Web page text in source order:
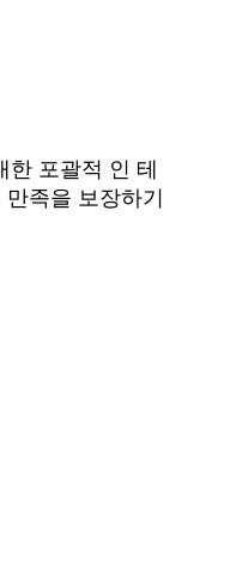
포괄적 인 테
족을 보장하기